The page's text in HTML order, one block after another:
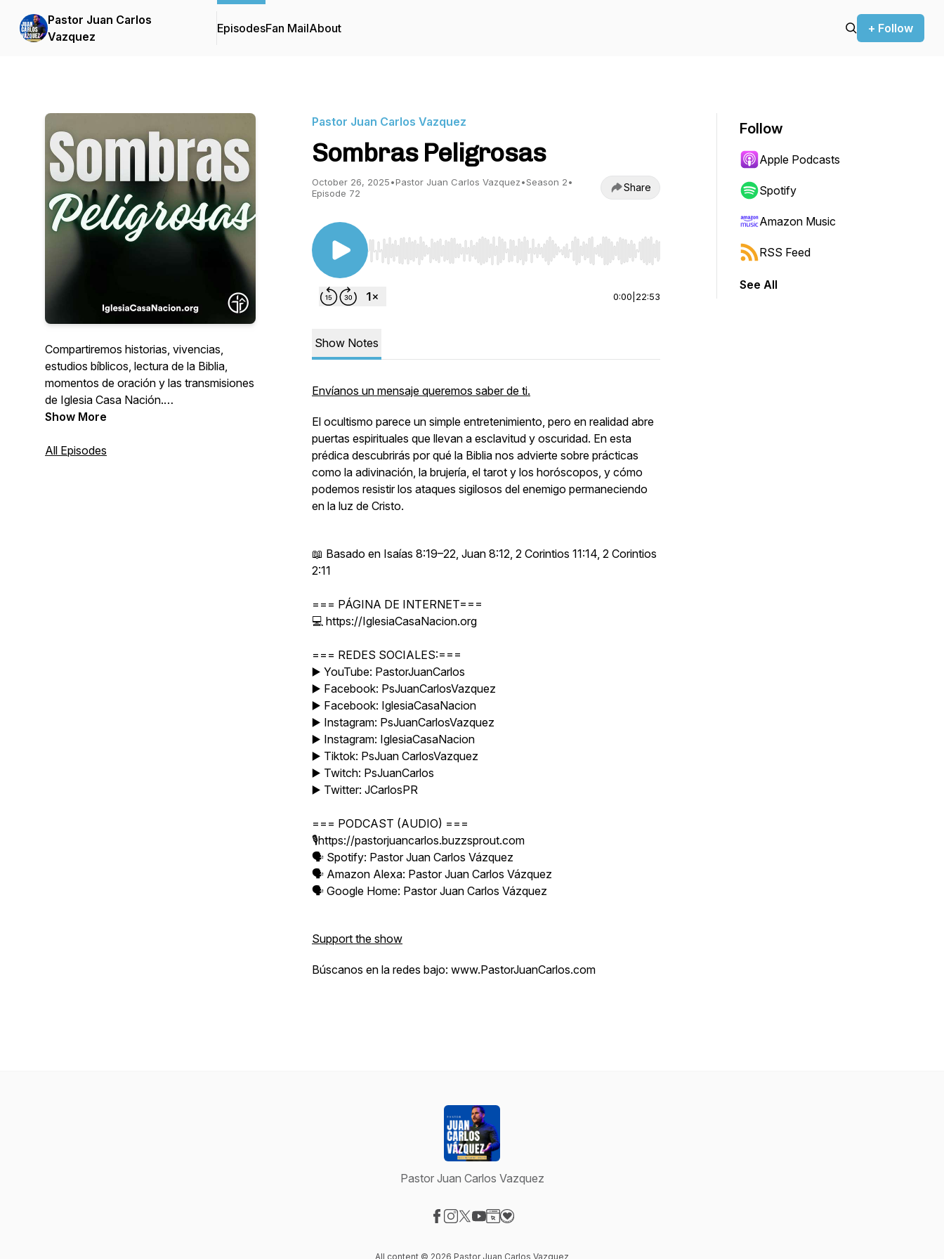
Pastor Juan Carlos
Vazquez
EpisodesFan MailAbout + Follow
Compartiremos historias, vivencias,
estudios bíblicos, lectura de la Biblia,
momentos de oración y las transmisiones
de Iglesia Casa Nación.
IglesiaCasaNacion.org
Show More
All Episodes
Pastor Juan Carlos Vazquez
Sombras Peligrosas
October 26, 2025•Pastor Juan Carlos Vazquez•Season 2•
Episode 72
Share
Use Left/Right to seek, Home/End to jump to start or end. Hold shift to jump forward or backward.
0:00 22:53
Show Notes
Envíanos un mensaje queremos saber de ti.
El ocultismo parece un simple entretenimiento, pero en realidad abre
puertas espirituales que llevan a esclavitud y oscuridad. En esta
prédica descubrirás por qué la Biblia nos advierte sobre prácticas
como la adivinación, la brujería, el tarot y los horóscopos, y cómo
podemos resistir los ataques sigilosos del enemigo permaneciendo
en la luz de Cristo.
📖 Basado en Isaías 8:19–22, Juan 8:12, 2 Corintios 11:14, 2 Corintios
2:11
=== PÁGINA DE INTERNET===
💻 https://IglesiaCasaNacion.org
=== REDES SOCIALES:===
▶️ YouTube: PastorJuanCarlos
▶️ Facebook: PsJuanCarlosVazquez
▶️ Facebook: IglesiaCasaNacion
▶️ Instagram: PsJuanCarlosVazquez
▶️ Instagram: IglesiaCasaNacion
▶️ Tiktok: PsJuan CarlosVazquez
▶️ Twitch: PsJuanCarlos
▶️ Twitter: JCarlosPR
=== PODCAST (AUDIO) ===
🎙️https://pastorjuancarlos.buzzsprout.com
🗣️ Spotify: Pastor Juan Carlos Vázquez
🗣️ Amazon Alexa: Pastor Juan Carlos Vázquez
🗣️ Google Home: Pastor Juan Carlos Vázquez
Support the show
Búscanos en la redes bajo: www.PastorJuanCarlos.com
Follow
Apple Podcasts
Spotify
Amazon Music
RSS Feed
See All
Pastor Juan Carlos Vazquez
All content © 2026 Pastor Juan Carlos Vazquez